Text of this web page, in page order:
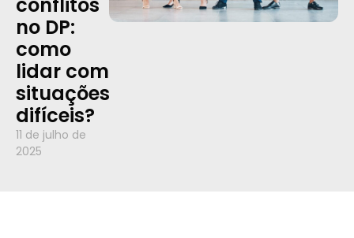
conflitos
no DP:
como
lidar com
situações
difíceis?
11 de julho de
2025